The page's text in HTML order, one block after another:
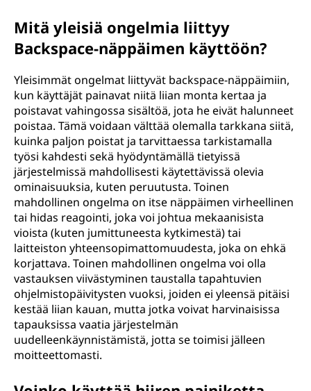
Mitä yleisiä ongelmia liittyy
Backspace-näppäimen käyttöön?
Yleisimmät ongelmat liittyvät backspace-näppäimiin,
kun käyttäjät painavat niitä liian monta kertaa ja
poistavat vahingossa sisältöä, jota he eivät halunneet
poistaa. Tämä voidaan välttää olemalla tarkkana siitä,
kuinka paljon poistat ja tarvittaessa tarkistamalla
työsi kahdesti sekä hyödyntämällä tietyissä
järjestelmissä mahdollisesti käytettävissä olevia
ominaisuuksia, kuten peruutusta. Toinen
mahdollinen ongelma on itse näppäimen virheellinen
tai hidas reagointi, joka voi johtua mekaanisista
vioista (kuten jumittuneesta kytkimestä) tai
laitteiston yhteensopimattomuudesta, joka on ehkä
korjattava. Toinen mahdollinen ongelma voi olla
vastauksen viivästyminen taustalla tapahtuvien
ohjelmistopäivitysten vuoksi, joiden ei yleensä pitäisi
kestää liian kauan, mutta jotka voivat harvinaisissa
tapauksissa vaatia järjestelmän
uudelleenkäynnistämistä, jotta se toimisi jälleen
moitteettomasti.